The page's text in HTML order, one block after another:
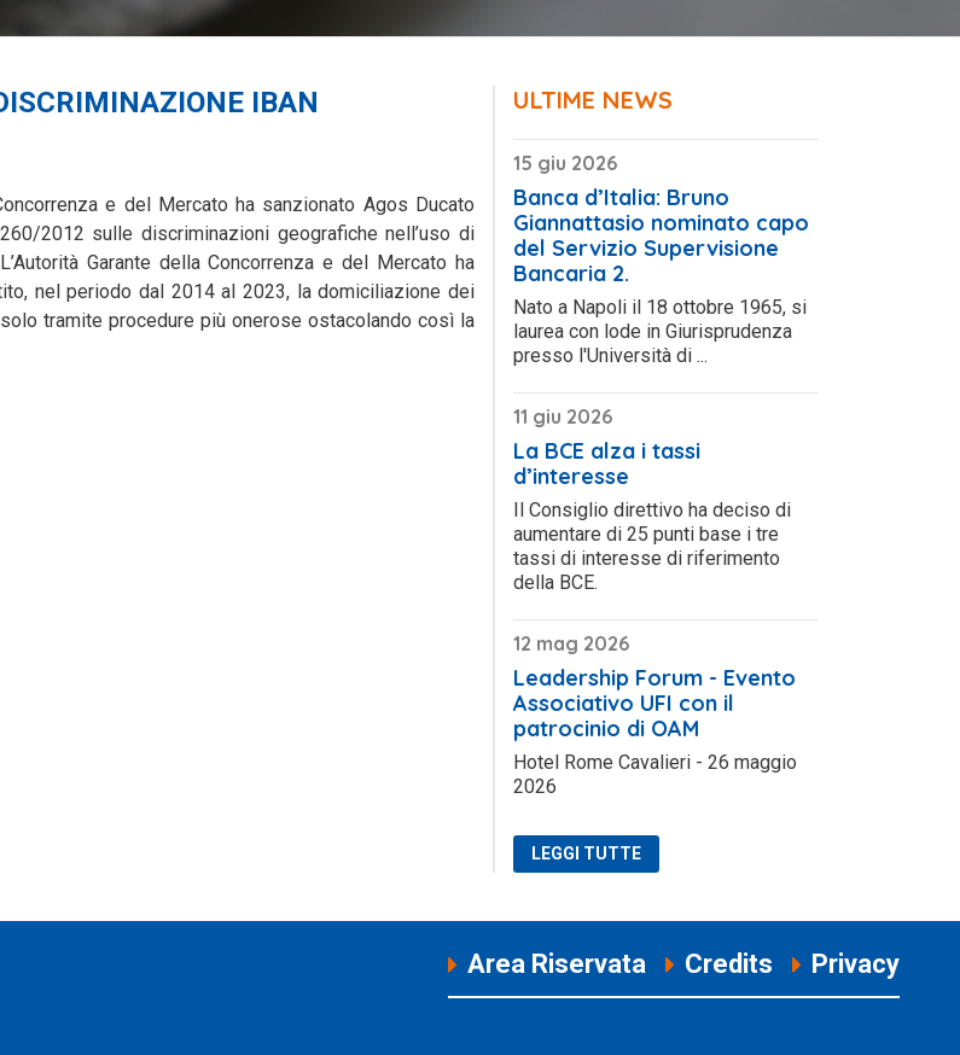
IBAN
e del Mercato ha sanzionato Agos Ducato
2012 sulle discriminazioni geografiche nell’uso di
Garante della Concorrenza e del Mercato ha
nel periodo dal 2014 al 2023, la domiciliazione dei
tramite procedure più onerose ostacolando così la
ULTIME NEWS
15 giu 2026
Banca d’Italia: Bruno
Giannattasio nominato capo
del Servizio Supervisione
Bancaria 2.
Nato a Napoli il 18 ottobre 1965, si
laurea con lode in Giurisprudenza
presso l'Università di ...
11 giu 2026
La BCE alza i tassi
d’interesse
Il Consiglio direttivo ha deciso di
aumentare di 25 punti base i tre
tassi di interesse di riferimento
della BCE.
12 mag 2026
Leadership Forum - Evento
Associativo UFI con il
patrocinio di OAM
Hotel Rome Cavalieri - 26 maggio
2026
LEGGI TUTTE
Area Riservata Credits Privacy